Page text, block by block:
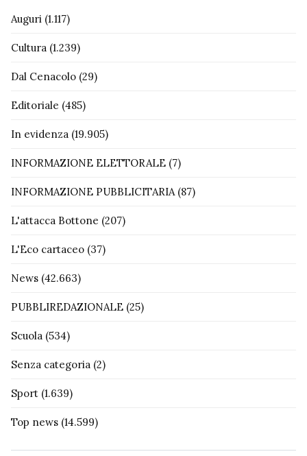
Auguri (1.117)
Cultura (1.239)
Dal Cenacolo (29)
Editoriale (485)
In evidenza (19.905)
INFORMAZIONE ELETTORALE (7)
INFORMAZIONE PUBBLICITARIA(87)
L'attacca Bottone (207)
L'Eco cartaceo (37)
News (42.663)
PUBBLIREDAZIONALE (25)
Scuola (534)
Senza categoria (2)
Sport (1.639)
Top news (14.599)